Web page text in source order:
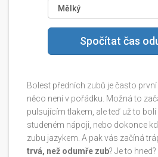
Spočítat čas
Bolest předních zubů je často
něco není v pořádku. Možná to
pulsujícím tlakem, ale teď už to
studeném nápoji, nebo dokonce
zubu jazykem. A pak vás začíná
trvá, než odumře zub? Je to